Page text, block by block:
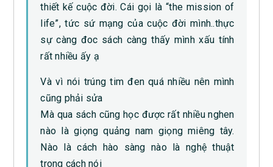
thiết kế cuộc đời. Cái gọi là “the mission of
life”, tức sứ mạng của cuộc đời mình..thực
sự càng đoc sách càng thấy mình xấu tính
rất nhiều ấy ạ
Và vì nói trúng tim đen quá nhiều nên mình
cũng phải sửa
Mà qua sách cũng học được rất nhiều nghen
nào là giọng quảng nam giọng miêng tây.
Nào là cách hào sàng nào là nghệ thuật
trong cách nói